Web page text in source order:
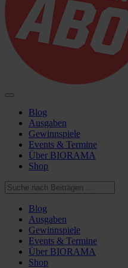
Blog
Ausgaben
Gewinnspiele
Events & Termine
Über BIORAMA
Shop
Blog
Ausgaben
Gewinnspiele
Events & Termine
Über BIORAMA
Shop